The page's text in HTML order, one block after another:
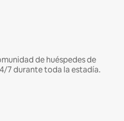
de huéspedes de
7 durante toda la estadía.